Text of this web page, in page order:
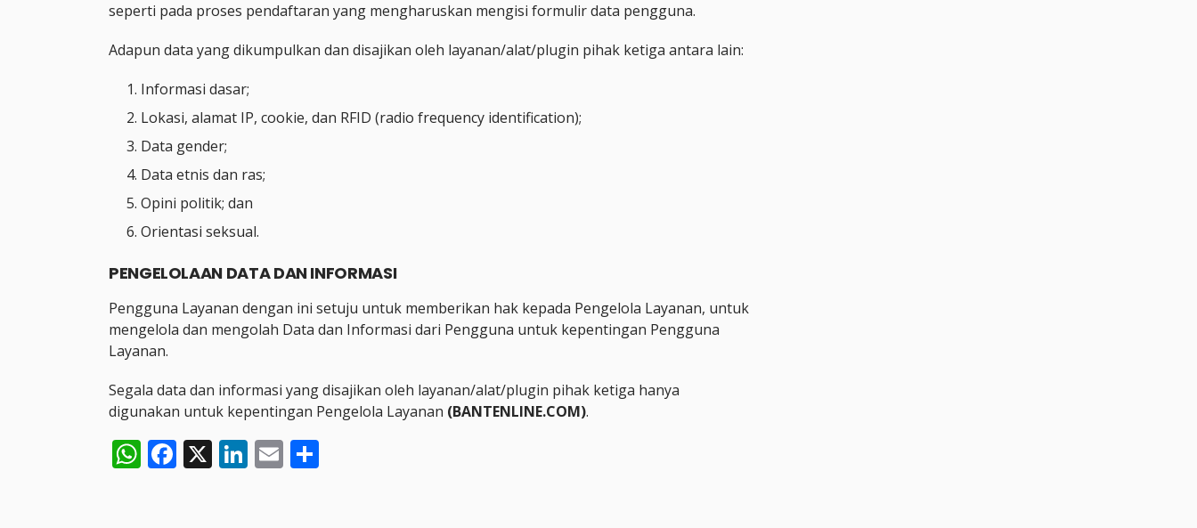
seperti pada proses pendaftaran yang mengharuskan mengisi formulir data pengguna.
Adapun data yang dikumpulkan dan disajikan oleh layanan/alat/plugin pihak ketiga antara lain:
Informasi dasar;
Lokasi, alamat IP, cookie, dan RFID (radio frequency identification);
Data gender;
Data etnis dan ras;
Opini politik; dan
Orientasi seksual.
PENGELOLAAN DATA DAN INFORMASI
Pengguna Layanan dengan ini setuju untuk memberikan hak kepada Pengelola Layanan, untuk
mengelola dan mengolah Data dan Informasi dari Pengguna untuk kepentingan Pengguna
Layanan.
Segala data dan informasi yang disajikan oleh layanan/alat/plugin pihak ketiga hanya
digunakan untuk kepentingan Pengelola Layanan (BANTENLINE.COM).
WhatsApp
Facebook
X LinkedIn
Email